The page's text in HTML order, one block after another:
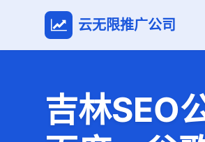
云无限推广公司
吉林SEO